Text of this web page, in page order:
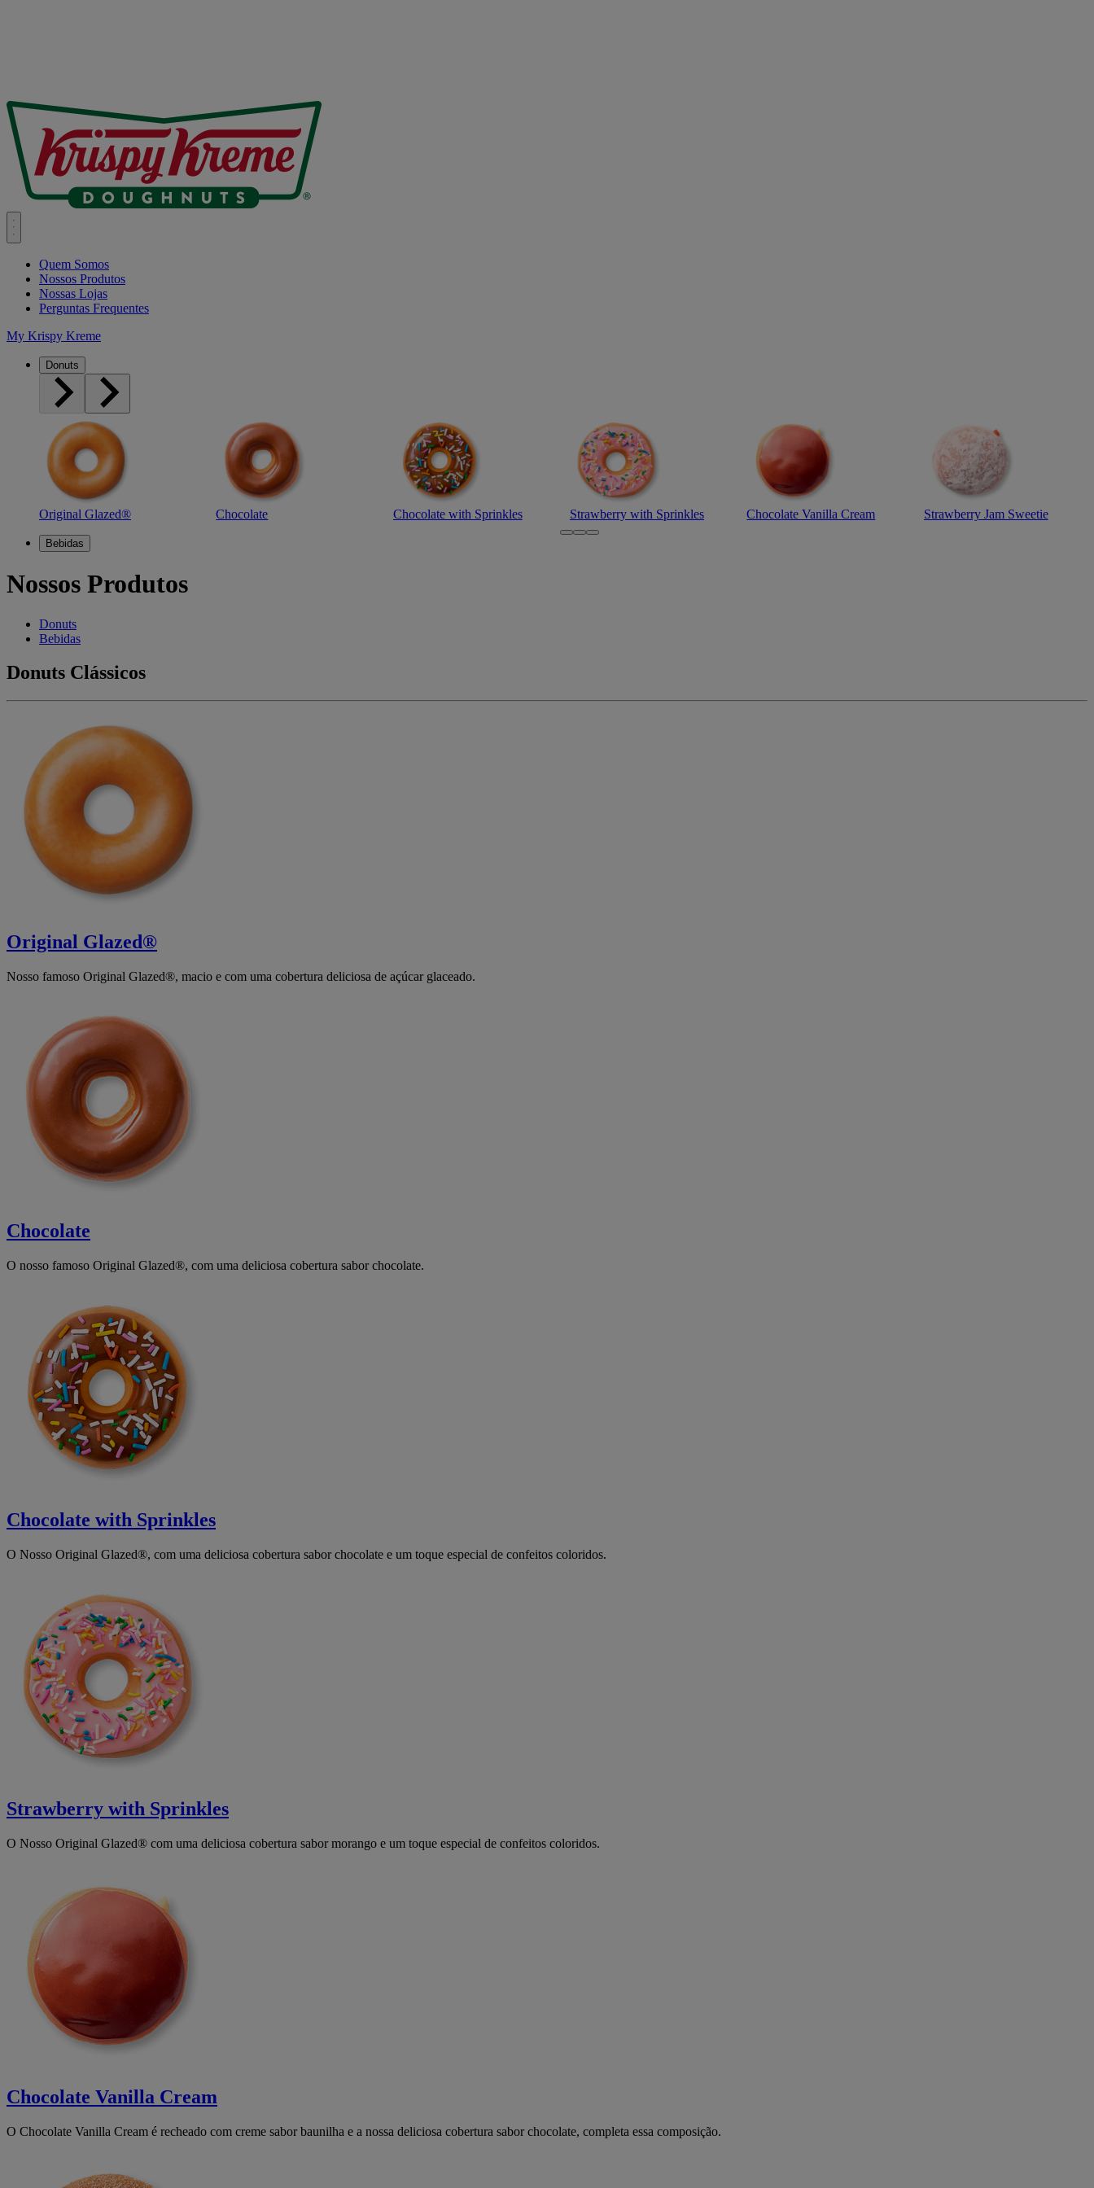
Quem Somos
Nossos Produtos
Nossas Lojas
Perguntas Frequentes
My Krispy Kreme
Donuts
Original Glazed® Chocolate Chocolate with Sprinkles Strawberry with Sprinkles Chocolate Vanilla Cream Strawberry Jam Sweetie
Bebidas
Nossos Produtos
Donuts
Bebidas
Donuts Clássicos
Original Glazed®
Nosso famoso Original Glazed®, macio e com uma cobertura deliciosa de açúcar glaceado.
Chocolate
O nosso famoso Original Glazed®, com uma deliciosa cobertura sabor chocolate.
Chocolate with Sprinkles
O Nosso Original Glazed®, com uma deliciosa cobertura sabor chocolate e um toque especial de confeitos coloridos.
Strawberry with Sprinkles
O Nosso Original Glazed® com uma deliciosa cobertura sabor morango e um toque especial de confeitos coloridos.
Chocolate Vanilla Cream
O Chocolate Vanilla Cream é recheado com creme sabor baunilha e a nossa deliciosa cobertura sabor chocolate, completa essa composição.